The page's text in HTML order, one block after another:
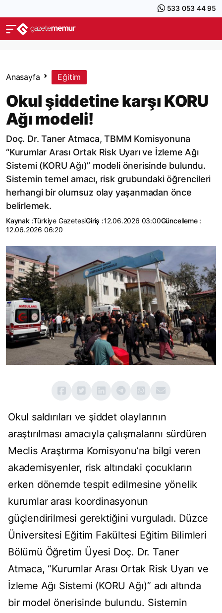
533 053 44 95
Anasayfa Eğitim
Okul şiddetine karşı KORU
Ağı modeli!
Doç. Dr. Taner Atmaca, TBMM Komisyonuna
“Kurumlar Arası Ortak Risk Uyarı ve İzleme Ağı
Sistemi (KORU Ağı)” modeli önerisinde bulundu.
Sistemin temel amacı, risk grubundaki öğrencileri
herhangi bir olumsuz olay yaşanmadan önce
belirlemek.
Kaynak :Türkiye GazetesiGiriş :12.06.2026 03:00Güncelleme :
12.06.2026 06:20
Okul saldırıları ve şiddet olaylarının
araştırılması amacıyla çalışmalarını sürdüren
Meclis Araştırma Komisyonu’na bilgi veren
akademisyenler, risk altındaki çocukların
erken dönemde tespit edilmesine yönelik
kurumlar arası koordinasyonun
güçlendirilmesi gerektiğini vurguladı. Düzce
Üniversitesi Eğitim Fakültesi Eğitim Bilimleri
Bölümü Öğretim Üyesi Doç. Dr. Taner
Atmaca, “Kurumlar Arası Ortak Risk Uyarı ve
İzleme Ağı Sistemi (KORU Ağı)” adı altında
bir model önerisinde bulundu. Sistemin